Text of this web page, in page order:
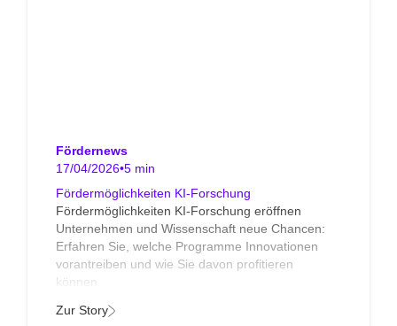
Fördernews
17/04/2026•5 min
Fördermöglichkeiten KI-Forschung
Fördermöglichkeiten KI-Forschung eröffnen
Unternehmen und Wissenschaft neue Chancen:
Erfahren Sie, welche Programme Innovationen
vorantreiben und wie Sie davon profitieren
können.
Zur Story